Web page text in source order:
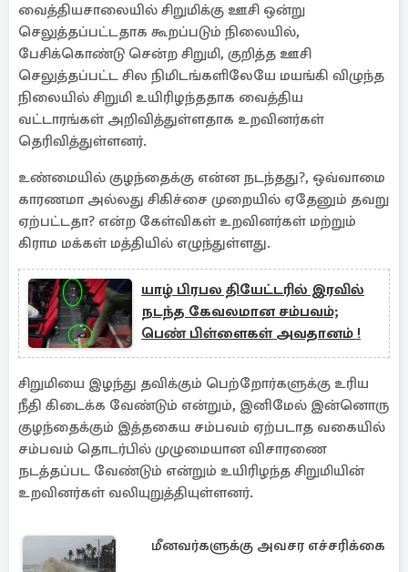
வைத்தியசாலையில் சிறுமிக்கு ஊசி ஒன்று
செலுத்தப்பட்டதாக கூறப்படும் நிலையில்,
பேசிக்கொண்டு சென்ற சிறுமி, குறித்த ஊசி
செலுத்தப்பட்ட சில நிமிடங்களிலேயே மயங்கி விழுந்த
நிலையில் சிறுமி உயிரிழந்ததாக வைத்திய
வட்டாரங்கள் அறிவித்துள்ளதாக உறவினர்கள்
தெரிவித்துள்ளனர்.
உண்மையில் குழந்தைக்கு என்ன நடந்தது?, ஒவ்வாமை
காரணமா அல்லது சிகிச்சை முறையில் ஏதேனும் தவறு
ஏற்பட்டதா? என்ற கேள்விகள் உறவினர்கள் மற்றும்
கிராம மக்கள் மத்தியில் எழுந்துள்ளது.
யாழ் பிரபல தியேட்டரில் இரவில்
நடந்த கேவலமான சம்பவம்;
பெண் பிள்ளைகள் அவதானம் !
சிறுமியை இழந்து தவிக்கும் பெற்றோர்களுக்கு உரிய
நீதி கிடைக்க வேண்டும் என்றும், இனிமேல் இன்னொரு
குழந்தைக்கும் இத்தகைய சம்பவம் ஏற்படாத வகையில்
சம்பவம் தொடர்பில் முழுமையான விசாரணை
நடத்தப்பட வேண்டும் என்றும் உயிரிழந்த சிறுமியின்
உறவினர்கள் வலியுறுத்தியுள்ளனர்.
மீனவர்களுக்கு அவசர எச்சரிக்கை